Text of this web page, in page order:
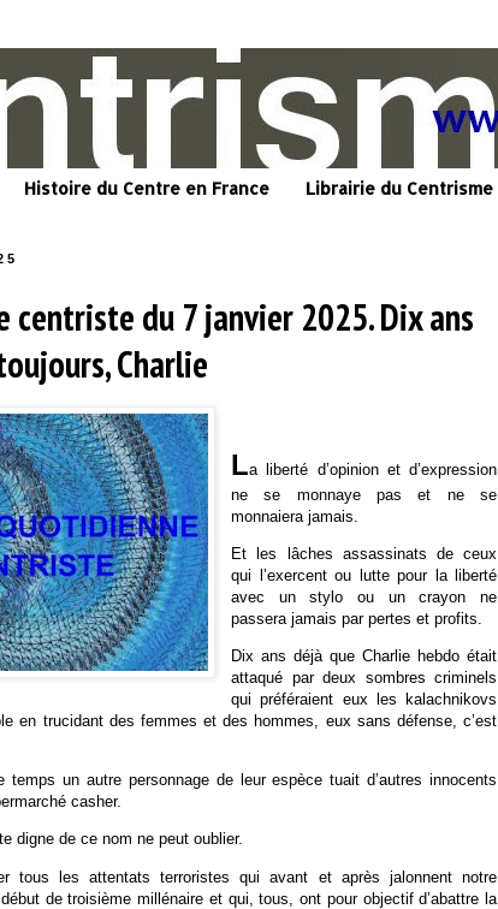
Histoire du Centre en France Librairie du Centrisme
centriste du 7 janvier 2025. Dix ans
Charlie
La liberté d’opinion et d’expression
ne se monnaye pas et ne se
monnaiera jamais.
Et les lâches assassinats de ceux
qui l’exercent ou lutte pour la liberté
avec un stylo ou un crayon ne
passera jamais par pertes et profits.
Dix ans déjà que Charlie hebdo était
attaqué par deux sombres criminels
qui préféraient eux les kalachnikovs
en trucidant des femmes et des hommes, eux sans défense, c’est
un autre personnage de leur espèce tuait d’autres innocents
casher.
digne de ce nom ne peut oublier.
tous les attentats terroristes qui avant et après jalonnent notre
de troisième millénaire et qui, tous, ont pour objectif d’abattre la